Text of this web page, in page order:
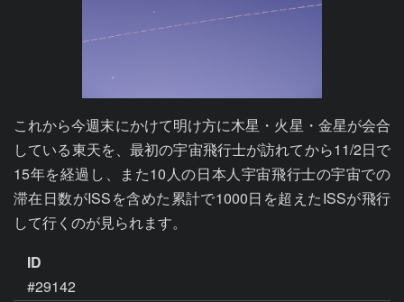
これから今週末にかけて明け方に木星・火星・金星が会合
している東天を、最初の宇宙飛行士が訪れてから11/2日で
15年を経過し、また10人の日本人宇宙飛行士の宇宙での
滞在日数がISSを含めた累計で1000日を超えたISSが飛行
して行くのが見られます。
ID
#29142